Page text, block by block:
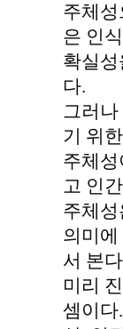
주체
은 인
확실
다.
그러
기 위한
주체
고 인
주체
의미에
서 본
미리
셈이다